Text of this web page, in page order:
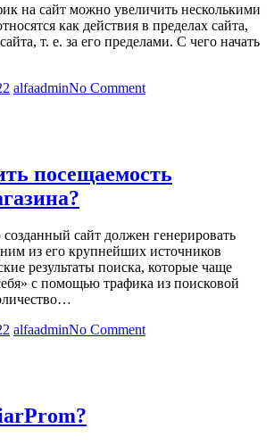
системах?
на сайт можно увеличить несколькими
как действия в пределах сайта,
т. е. за его пределами. С чего начать
alfaadminNo Commenton
посещаемость
сайт должен генерировать
из его крупнейших источников
результаты поиска, которые чаще
с помощью трафика из поисковой
alfaadminNo Commenton